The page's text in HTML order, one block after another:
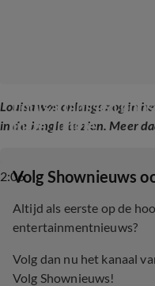
Louisa was onlangs nog in
in de Jungle te zien. Meer
2:06
Louisa Janssen
in de Jungle
‎Volg Shownieuws
Altijd als eerste op de
entertainmentnieuws?
Volg dan nu het kanaal
Volg Shownieuws!